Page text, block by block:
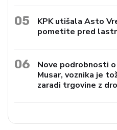
05
KPK utišala Asto
pometite pred
06
Nove podrobnosti
Musar, voznika je
zaradi trgovine z